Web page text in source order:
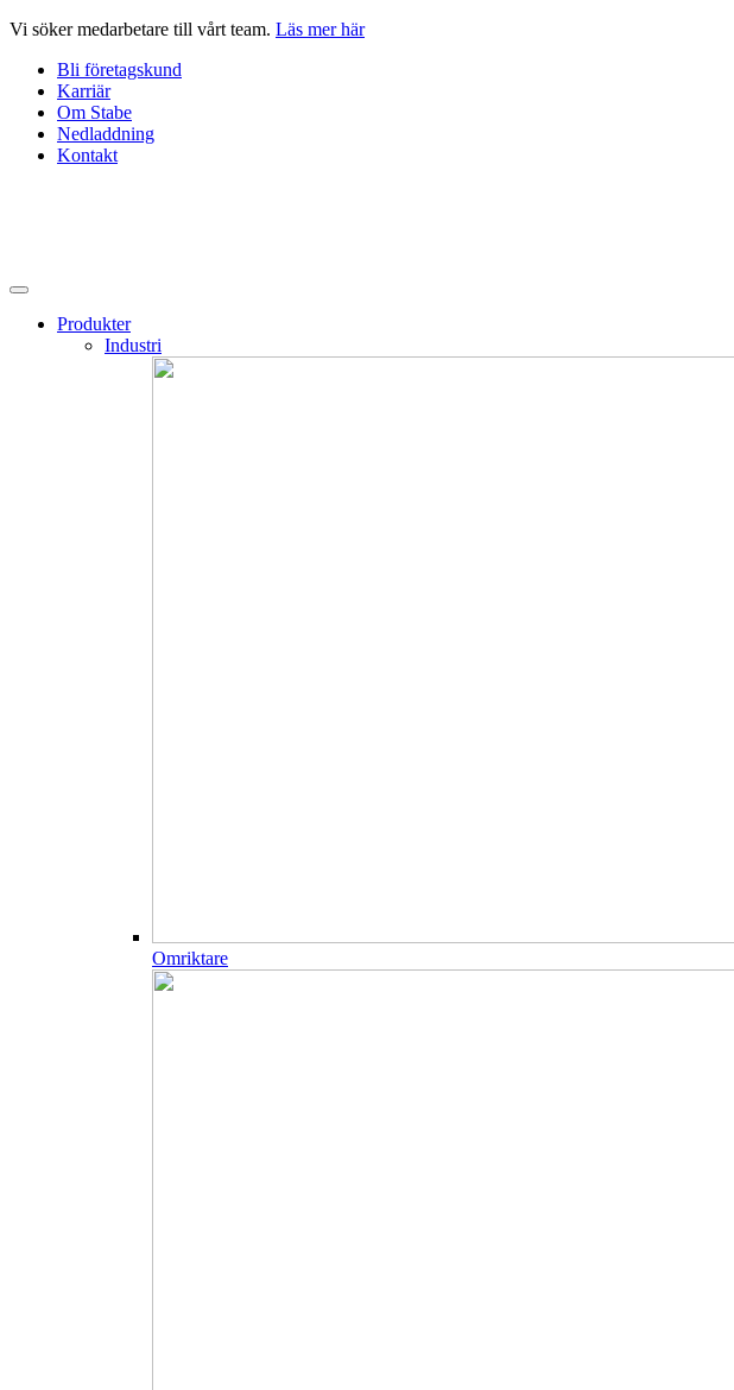
Hoppa
innehåll
Vi söker medarbetare till vårt team. Läs mer här
Bli företagskund
Karriär
Om Stabe
Nedladdning
Kontakt
Produkter
Industri
Omriktare